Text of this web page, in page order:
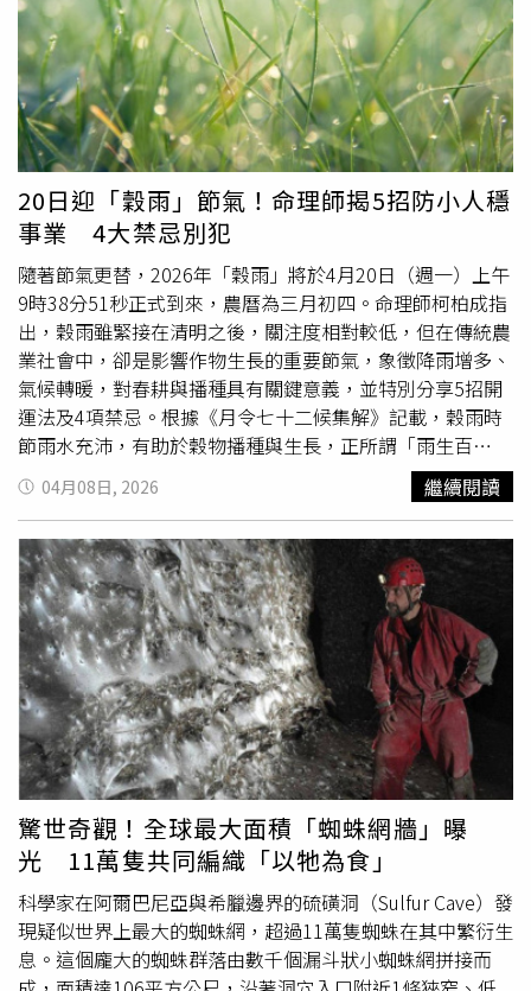
跑，希望屈原的身體不要受到傷害。三、掛艾草與菖蒲：艾
草：具中藥價值，可用於艾灸、泡澡，有溫經散寒、活血止
痛的功效。菖蒲：在中醫中也有安神、化濕的作用，還常被
製成菖蒲酒飲用，有助身體健康。艾草與菖蒲具有濃烈的香
氣，能夠驅趕蚊蟲與邪氣。將它們懸掛在門楣上，被視為可
以辟邪、防鬼魅、保平安。四、取「午時水」：「端午節」
當天中午11點至13點在湧泉、瀑布、井裡或家裡水龍頭接
存起來的水，稱為「午時水」，若能在這時間將此水置於陽
光下曝曬至少30分鐘，吸收陽光的正陽能量更好，至陽至
剛。據說具有袪除疾疫之功效，民間在端午節正午通常會取
水飲用並擦拭身體，期能袪除百病。五、配戴香包：香包又
叫「香袋」、「香囊」、「荷包」等。這些隨身攜帶的袋
囊，內容物幾經變化，從吸汗的蚌粉、驅邪的靈符、銅錢，
辟蟲的雄黃粉，發展成裝有香料的香囊，製作也日趨精緻，
成為端午節特有的民間藝品。端午節時給兒童或大人配戴香
包，希望藉此達到驅蟲、避邪、保平安的作用。六、立蛋：
立蛋求好運：在端午節午時（11點至13點之間）嘗試豎
蛋，若能在正午時將蛋豎立起來，表示會有好運一整年。在
住家或辦公室的「財位」（大門斜對角角落，藏風聚氣的地
方。）立蛋，若不知道財位，就在住家客廳中央或辦公桌的
正中間位置立蛋即可；開店舖的老闆，可選在櫃檯中間立
蛋，可讓下半年業績愈來愈好。七、祭祀神明、祖先、地基
主：1、祭祀神明：時間：早上9至11時。地點：自家神明
廳。供品：三牲、酒或茶、粽子(※拜神明的供品，可以再
去拜祖先和地基主)。菜飯：6菜、8菜、12菜或以上。水
果：五果。金紙：壽金、福金、刈金。2、祭祀祖先：時
間：早上午時。地點：祖先牌位前。供品：三牲、酒或茶、
粽子(※拜祖先的供品不能再拜地基主)。菜飯：6菜、8菜、
12菜或以上。水果：三果。金紙：刈金、銀金3、祭祀地基
主：時間：下午3點左右。地點：A.有騎樓時，大門口向內
拜。B.沒有騎樓時，大門口內向內拜。C.在廚房內進行祭
拜，若廚房連接後門，則面向後門朝外拜；若無後門，則面
向廚房門方向拜。供品：雞腿、酒或茶、粽子。菜飯：6
菜、8菜、12菜或以上。水果：可有可無。金紙：刈金或銀
20日迎「穀雨」節氣！命理師揭5招防小人穩
事業 4大禁忌別犯
隨著節氣更替，2026年「穀雨」將於4月20日（週一）上午
9時38分51秒正式到來，農曆為三月初四。命理師柯柏成指
出，穀雨雖緊接在清明之後，關注度相對較低，但在傳統農
業社會中，卻是影響作物生長的重要節氣，象徵降雨增多、
氣候轉暖，對春耕與播種具有關鍵意義，並特別分享5招開
運法及4項禁忌。根據《月令七十二候集解》記載，穀雨時
節雨水充沛，有助於穀物播種與生長，正所謂「雨生百
穀」。柯柏成表示，此時氣溫回升、降雨增加，有利於越冬
作物恢復生長，以及春播作物順利發芽。不過他也提醒，若
雨量過多或發生乾旱，仍可能對農作物造成不利影響，進而
影響後續收成。除了農業意涵外，穀雨在民俗文化中也具有
驅邪避害的象徵意義。柯柏成指出，傳統習俗中會在穀雨當
天張貼「穀雨貼」，其用途原為防範五毒如蠍子、蛇、
蚣、蟾蜍與蜘蛛進入住家。常見圖樣如「天師斬五毒」、
「神雞捉蠍」、「鍾馗捉鬼」等，藉由神祇形象達到驅邪鎮
煞效果。民俗上主要張貼位置與象徵意義：1、‌門上或門楣
（驅蟲辟邪）古時人們會在穀雨日將天師符或「禁蠍」符貼
於大門或房門上，稱為「禁蠍」。目的是阻止毒蟲入屋，同
時借神力震懾外邪，保護全家平安，常見圖案如張天師持劍
鎮五毒、神雞啄蠍。2、牆壁或牆角（清除害蟲）尤其是靠
近廚房、儲物間、窗邊等易藏蟲之處，可貼穀雨貼以清除害
蟲，若家中曾發現蠍子、蜈蚣 等，可在其出沒處附近張貼，
象徵性清除隱患。3、臥房內（護佑安眠）有專用於臥室的
穀雨貼，上書「此貼臥房大吉利」，貼於臥房門上，保夜間
安睡無擾 。現代可將鍾馗畫像或小型穀雨貼放入床頭櫃、
04月08日, 2026 繼續閱讀
驚世奇觀！全球最大面積「蜘蛛網牆」曝
光 11萬隻共同編織「以牠為食」
科學家在阿爾巴尼亞與希臘邊界的硫磺洞（Sulfur Cave）發
現疑似世界上最大的蜘蛛網，超過11萬隻蜘蛛在其中繁衍生
息。這個龐大的蜘蛛群落由數千個漏斗狀小蜘蛛網拼接而